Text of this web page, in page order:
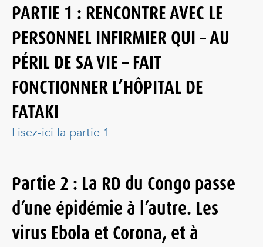
PARTIE 1 : RENCONTRE AVEC LE
PERSONNEL INFIRMIER QUI – AU
PÉRIL DE SA VIE – FAIT
FONCTIONNER L’HÔPITAL DE
FATAKI
Lisez-ici la partie 1
Partie 2 : La RD du Congo passe
d’une épidémie à l’autre. Les
virus Ebola et Corona, et à